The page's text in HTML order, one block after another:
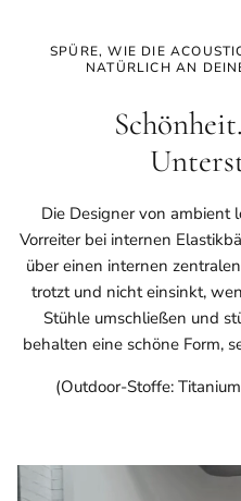
SPÜRE, WIE DIE
NATÜRLICH AN
Die Designer von
Vorreiter bei internen
über einen internen
trotzt und nicht einsinkt,
Stühle umschließen und
behalten eine schöne Form,
(Outdoor-Stoffe: